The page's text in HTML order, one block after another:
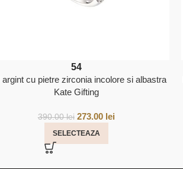
54
argint cu pietre zirconia incolore si albastra
Kate Gifting
390.00lei 273.00 lei
SELECTEAZA